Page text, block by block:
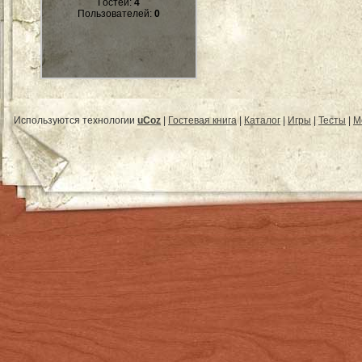
Пользователей: 0
Используются технологии uCoz | Гостевая книга | Каталог | Игры | Тесты |